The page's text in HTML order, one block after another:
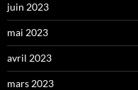
juin 2023
mai 2023
avril 2023
mars 2023